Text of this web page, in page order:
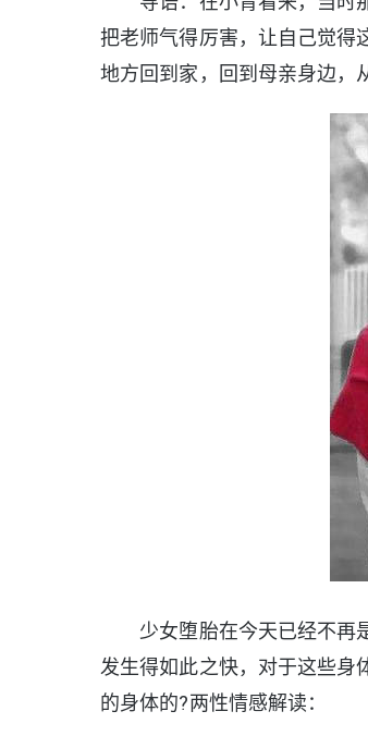
把老师气得厉害，让自己觉得
地方回到家，回到母亲身边，
少女堕胎在今天已经不再是
发生得如此之快，对于这些身
的身体的?两性情感解读：